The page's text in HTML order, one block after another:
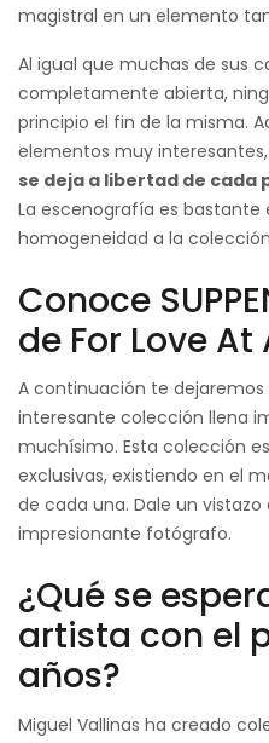
magistral en un elemento
Al igual que muchas de sus
completamente abierta,
principio el fin de la misma.
elementos muy
se deja a libertad de cada
La escenografía es bastante
homogeneidad a la
Conoce
de For Love At
A continuación te
interesante colección llena
muchísimo. Esta colección
exclusivas, existiendo en el
de cada una. Dale un
impresionante fotógrafo.
¿Qué se
artista con el
años?
Miguel Vallinas ha creado